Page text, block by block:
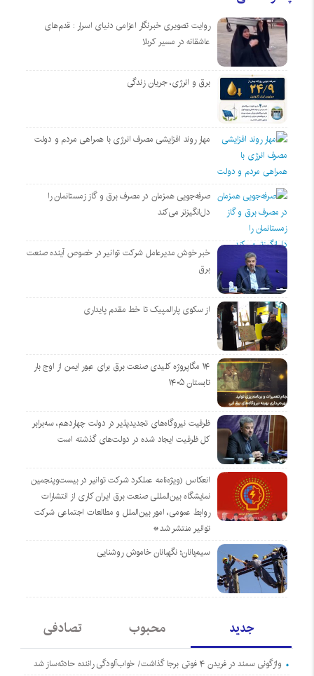
روایت تصویری خبرنگار اعزامی دنیای اسرار : قدم‌های
عاشقانه در مسیر کربلا
برق و انرژی، جریان زندگی
مهار روند افزایشی مصرف انرژی با همراهی مردم و دولت
صرفه‌جویی همزمان در مصرف برق و گاز زمستانمان را
دل‌انگیزتر می‌کند
خبر خوش مدیرعامل شرکت توانیر در خصوص آینده صنعت
برق
از سکوی پارالمپیک تا خط مقدم پایداری
۱۴ مگاپروژه‌ کلیدی صنعت برق برای عبور ایمن از اوج بار
تابستان ۱۴۰۵
ظرفیت نیروگاه‌های تجدیدپذیر در دولت چهاردهم، سه‌برابر
کل ظرفیت ایجاد شده در دولت‌های گذشته است
انعکاس (ویژه‌نامه عملکرد شرکت توانیر در بیست‌وپنجمین
نمایشگاه بین‌المللی صنعت برق ایران کاری از انتشارات
روابط عمومی، امور بین‌الملل و مطالعات اجتماعی شرکت
توانیر منتشر شد*
سیم‌بانان؛ نگهبانان خاموش روشنایی
جدید محبوب تصادفی
واژگونی سمند در فریدن ۴ فوتی برجا گذاشت/ خواب‌آلودگی راننده حادثه‌ساز شد